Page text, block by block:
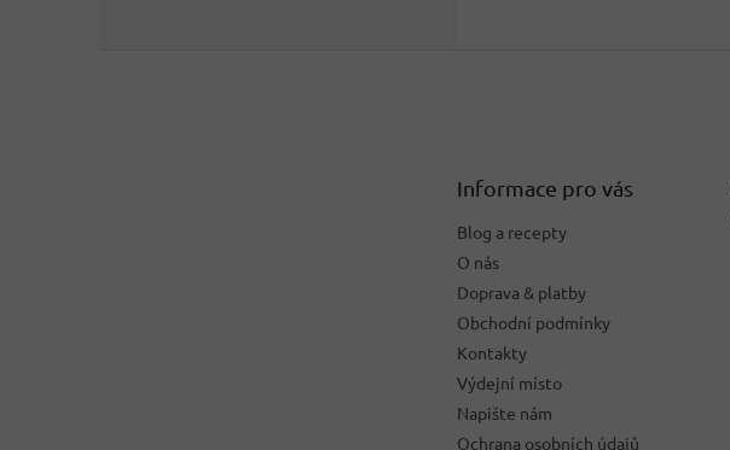
Informace pro vás
Blog a recepty
O nás
Doprava & platby
Obchodní podmínky
Kontakty
Výdejní místo
Napište nám
Ochrana osobních údajů